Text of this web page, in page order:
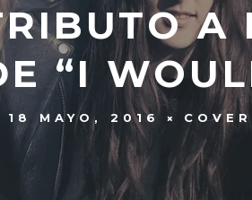
A
“I
18 MAYO, 2016